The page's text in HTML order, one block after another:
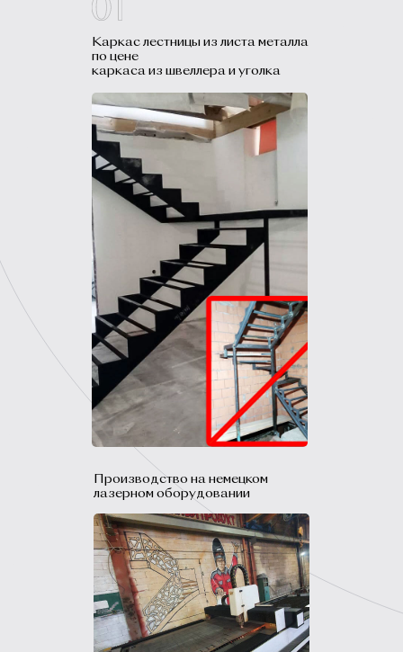
Каркас лестницы из листа металла
по цене
каркаса из швеллера и уголка
Производство на немецком
лазерном оборудовании